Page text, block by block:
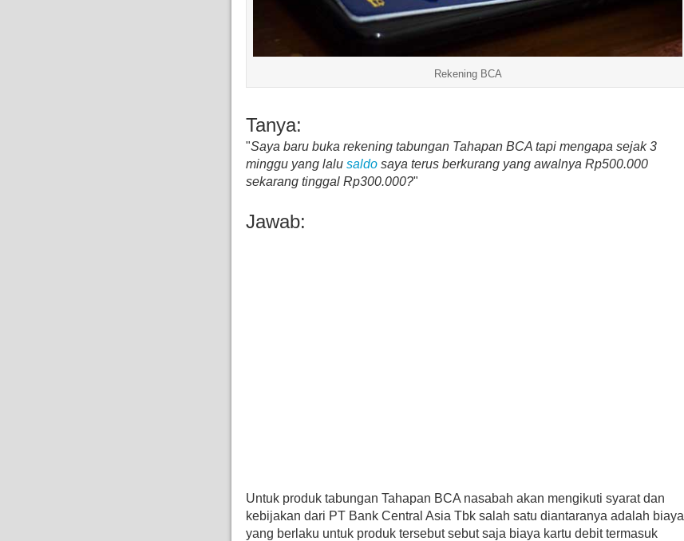
Rekening BCA
Tanya:
"Saya baru buka rekening tabungan Tahapan BCA tapi mengapa sejak 3
minggu yang lalu saldo saya terus berkurang yang awalnya Rp500.000
sekarang tinggal Rp300.000?"
Jawab:
Untuk produk tabungan Tahapan BCA nasabah akan mengikuti syarat dan
kebijakan dari PT Bank Central Asia Tbk salah satu diantaranya adalah biaya
yang berlaku untuk produk tersebut sebut saja biaya kartu debit termasuk